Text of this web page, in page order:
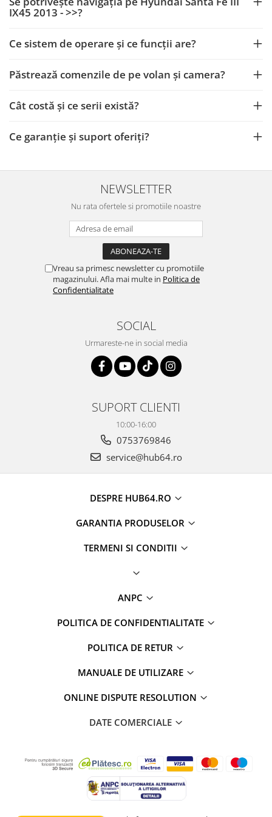
Camere Iveco
Camere Renault
Camere Dacia
Camere Toyota
Camere Hyundai
Camere Alfa Romeo
Camere Suzuki
Camere înregistrare trafic
Accesorii multimedia
Rame adaptoare auto
Rame adaptoare auto
Rame adaptoare Volkswagen
IX45 2013 - >>?
Ce sistem de operare și ce funcții are?
Păstrează comenzile de pe volan și camera?
Cât costă și ce serii există?
Ce garanție și suport oferiți?
NEWSLETTER
Nu rata ofertele si promotiile noastre
Vreau sa primesc newsletter cu promotiile
magazinului. Afla mai multe in Politica de
Confidentialitate
SOCIAL
Urmareste-ne in social media
SUPORT CLIENTI
10:00-16:00
0753769846
service@hub64.ro
DESPRE HUB64.RO
GARANTIA PRODUSELOR
TERMENI SI CONDITII
ANPC
POLITICA DE CONFIDENTIALITATE
POLITICA DE RETUR
MANUALE DE UTILIZARE
ONLINE DISPUTE RESOLUTION
DATE COMERCIALE